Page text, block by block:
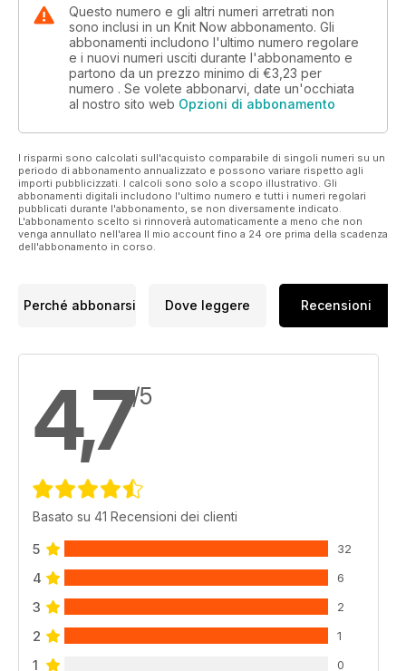
Questo numero e gli altri numeri arretrati non
sono inclusi in un Knit Now abbonamento. Gli
abbonamenti includono l'ultimo numero regolare
e i nuovi numeri usciti durante l'abbonamento e
partono da un prezzo minimo di €3,23 per
numero . Se volete abbonarvi, date un'occhiata
al nostro sito web Opzioni di abbonamento
I risparmi sono calcolati sull'acquisto comparabile di singoli numeri su un
periodo di abbonamento annualizzato e possono variare rispetto agli
importi pubblicizzati. I calcoli sono solo a scopo illustrativo. Gli
abbonamenti digitali includono l'ultimo numero e tutti i numeri regolari
pubblicati durante l'abbonamento, se non diversamente indicato.
L'abbonamento scelto si rinnoverà automaticamente a meno che non
venga annullato nell'area Il mio account fino a 24 ore prima della scadenza
dell'abbonamento in corso.
Perché abbonarsi Dove leggere Recensioni
4,7/5
Basato su 41 Recensioni dei clienti
5 32
4 6
3 2
2 1
1 0